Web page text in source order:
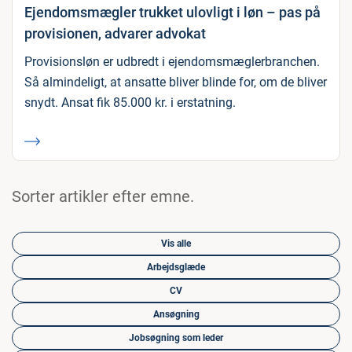
Ejendomsmægler trukket ulovligt i løn – pas på
provisionen, advarer advokat
Provisionsløn er udbredt i ejendomsmæglerbranchen.
Så almindeligt, at ansatte bliver blinde for, om de bliver
snydt. Ansat fik 85.000 kr. i erstatning.
Sorter artikler efter emne.
Vis alle
Arbejdsglæde
CV
Ansøgning
Jobsøgning som leder